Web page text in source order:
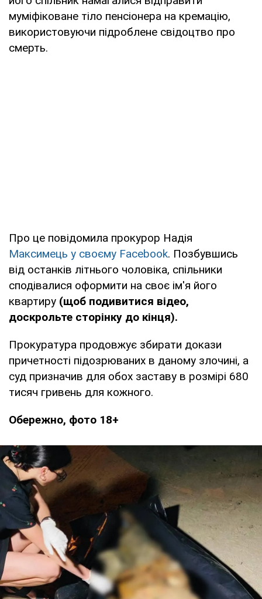
муміфіковане тіло пенсіонера на кремацію,
використовуючи підроблене свідоцтво про
смерть.
Про це повідомила прокурор Надія
Максимець у своєму Facebook. Позбувшись
від останків літнього чоловіка, спільники
сподівалися оформити на своє ім'я його
квартиру (щоб подивитися відео,
доскрольте сторінку до кінця).
Прокуратура продовжує збирати докази
причетності підозрюваних в даному злочині, а
суд призначив для обох заставу в розмірі 680
тисяч гривень для кожного.
Обережно, фото 18+